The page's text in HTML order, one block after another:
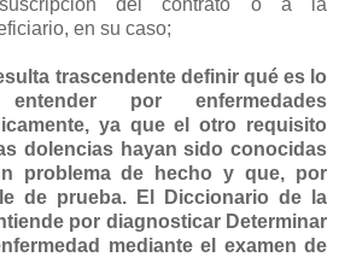
en su caso;
trascendente definir qué es lo
por enfermedades
ya que el otro requisito
dolencias hayan sido conocidas
problema de hecho y que, por
de prueba. El Diccionario de la
por diagnosticar Determinar
mediante el examen de